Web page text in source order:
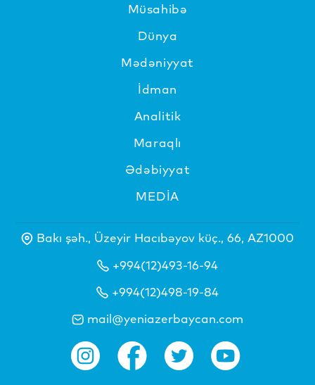
Müsahibə
Dünya
Mədəniyyat
İdman
Analitik
Maraqlı
Ədəbiyyat
MEDİA
Bakı şəh., Üzeyir Hacıbəyov küç., 66, AZ1000
+994(12)493-16-94
+994(12)498-19-84
mail@yeniazerbaycan.com